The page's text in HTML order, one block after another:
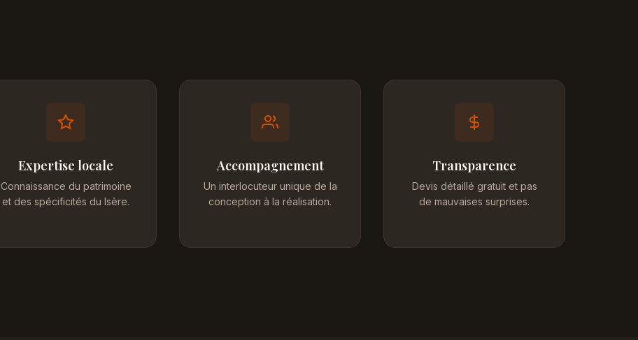
Expertise locale
Connaissance du patrimoine
et des spécificités du Isère.
Accompagnement
Un interlocuteur unique de la
conception à la réalisation.
Transparence
Devis détaillé gratuit et pas
de mauvaises surprises.